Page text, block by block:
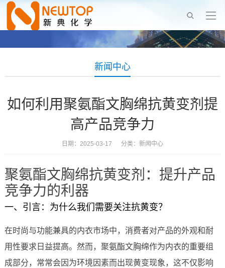
新闻中心
如何利用聚氨酯文胸绵抗黄变剂提
高产品竞争力
日期：2025-03-17 分类： 新闻中心
聚氨酯文胸绵抗黄变剂：提升产品
竞争力的利器
一、引言：为什么我们需要关注抗黄变？
在时尚与功能兼具的内衣市场中，消费者对产品的外观和耐
用性要求日益提高。然而，聚氨酯文胸绵作为内衣的重要组
成部分，常常会因为环境因素而出现黄变现象，这不仅影响